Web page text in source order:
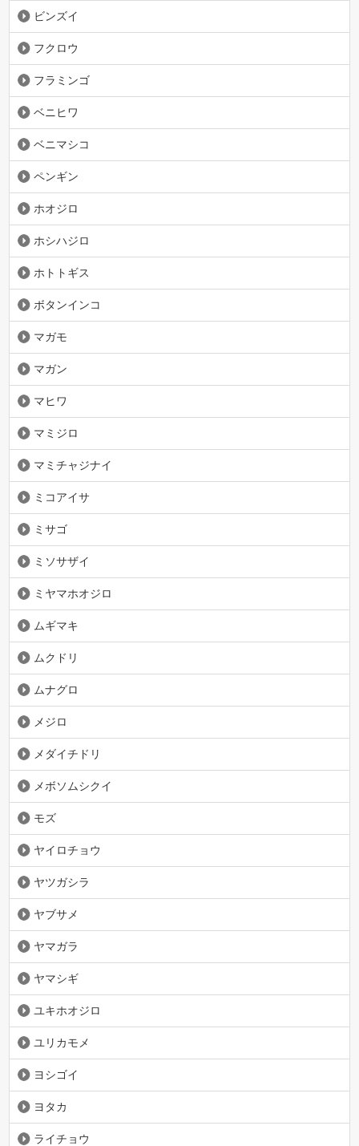
ビンズイ
フクロウ
フラミンゴ
ベニヒワ
ベニマシコ
ペンギン
ホオジロ
ホシハジロ
ホトトギス
ボタンインコ
マガモ
マガン
マヒワ
マミジロ
マミチャジナイ
ミコアイサ
ミサゴ
ミソサザイ
ミヤマホオジロ
ムギマキ
ムクドリ
ムナグロ
メジロ
メダイチドリ
メボソムシクイ
モズ
ヤイロチョウ
ヤツガシラ
ヤブサメ
ヤマガラ
ヤマシギ
ユキホオジロ
ユリカモメ
ヨシゴイ
ヨタカ
ライチョウ